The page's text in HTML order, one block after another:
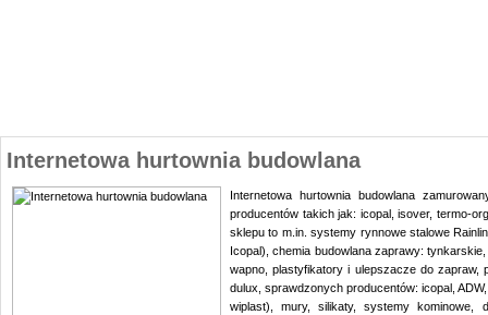
Internetowa hurtownia budowlana
Internetowa hurtownia budowlana
producentów takich jak: icopal, isover, termo-
sklepu to m.in. systemy rynnowe stalowe
Icopal), chemia budowlana zaprawy:
wapno, plastyfikatory i ulepszacze do zapraw,
dulux, sprawdzonych producentów: icopal,
wiplast), mury, silikaty, systemy kominowe,